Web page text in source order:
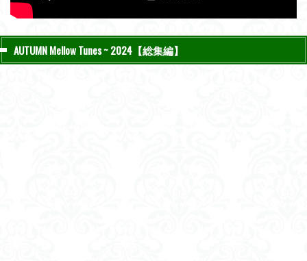
AUTUMN Mellow Tunes ~ 2024【総集編】